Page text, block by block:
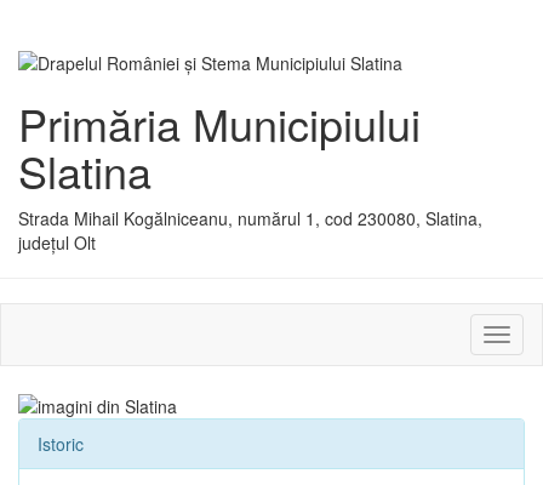
Primăria Municipiului
Slatina
Strada Mihail Kogălniceanu, numărul 1, cod 230080, Slatina,
județul Olt
sau
Istoric